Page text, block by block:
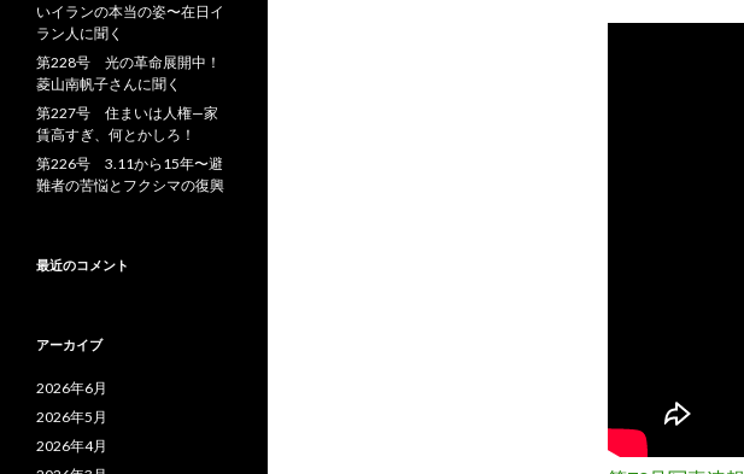
いイランの本当の姿〜在日イ
ラン人に聞く
第228号 光の革命展開中！
菱山南帆子さんに聞く
第227号 住まいは人権—家
賃高すぎ、何とかしろ！
第226号 3.11から15年〜避
難者の苦悩とフクシマの復興
最近のコメント
アーカイブ
2026年6月
2026年5月
2026年4月